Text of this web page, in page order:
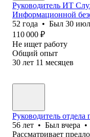
Руководитель ИТ
Информационной
52 года • Был 30
110 000 ₽
Не ищет работу
Общий опыт
30 лет 11 месяцев
Руководитель отдела
56 лет • Был вчера •
Рассматривает